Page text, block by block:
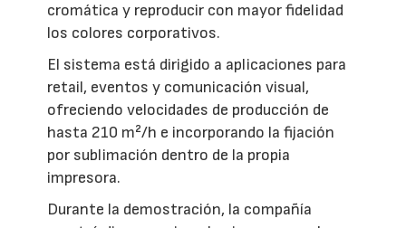
cromática y reproducir con mayor fidelidad
los colores corporativos.
El sistema está dirigido a aplicaciones para
retail, eventos y comunicación visual,
ofreciendo velocidades de producción de
hasta 210 m²/h e incorporando la fijación
por sublimación dentro de la propia
impresora.
Durante la demostración, la compañía